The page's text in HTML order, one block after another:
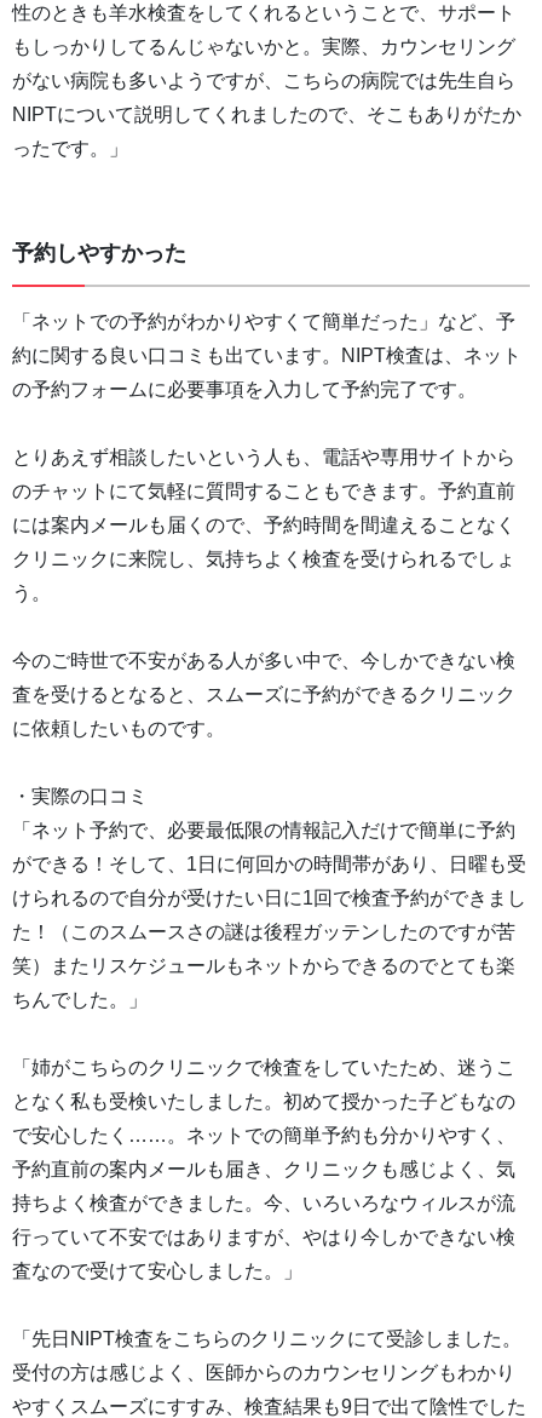
性のときも羊水検査をしてくれるということで、サポート
もしっかりしてるんじゃないかと。実際、カウンセリング
がない病院も多いようですが、こちらの病院では先生自ら
NIPTについて説明してくれましたので、そこもありがたか
ったです。」
予約しやすかった
「ネットでの予約がわかりやすくて簡単だった」など、予
約に関する良い口コミも出ています。NIPT検査は、ネット
の予約フォームに必要事項を入力して予約完了です。
とりあえず相談したいという人も、電話や専用サイトから
のチャットにて気軽に質問することもできます。予約直前
には案内メールも届くので、予約時間を間違えることなく
クリニックに来院し、気持ちよく検査を受けられるでしょ
う。
今のご時世で不安がある人が多い中で、今しかできない検
査を受けるとなると、スムーズに予約ができるクリニック
に依頼したいものです。
・実際の口コミ
「ネット予約で、必要最低限の情報記入だけで簡単に予約
ができる！そして、1日に何回かの時間帯があり、日曜も受
けられるので自分が受けたい日に1回で検査予約ができまし
た！（このスムースさの謎は後程ガッテンしたのですが苦
笑）またリスケジュールもネットからできるのでとても楽
ちんでした。」
「姉がこちらのクリニックで検査をしていたため、迷うこ
となく私も受検いたしました。初めて授かった子どもなの
で安心したく……。ネットでの簡単予約も分かりやすく、
予約直前の案内メールも届き、クリニックも感じよく、気
持ちよく検査ができました。今、いろいろなウィルスが流
行っていて不安ではありますが、やはり今しかできない検
査なので受けて安心しました。」
「先日NIPT検査をこちらのクリニックにて受診しました。
受付の方は感じよく、医師からのカウンセリングもわかり
やすくスムーズにすすみ、検査結果も9日で出て陰性でした